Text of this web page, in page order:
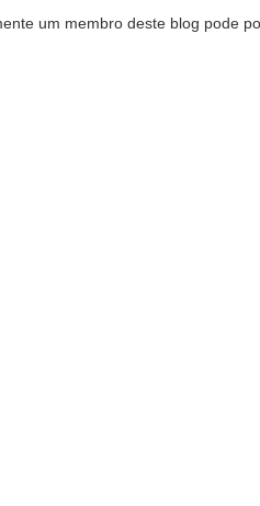
um membro deste blog pode